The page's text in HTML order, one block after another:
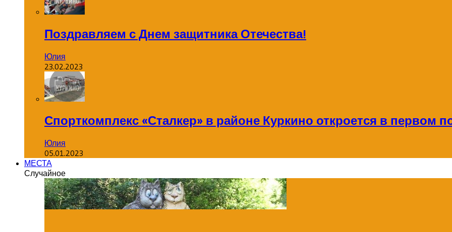
Поздравляем с Днем защитника Отечества!
Юлия
23.02.2023
Спорткомплекс «Сталкер» в районе Куркино откроется в первом
Юлия
05.01.2023
МЕСТА
Случайное